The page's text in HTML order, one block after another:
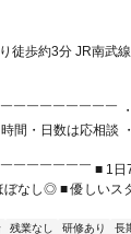
徒歩約3分 JR南武
￣￣￣￣￣￣￣￣
間・日数は応相談
￣￣￣￣￣￣ ■ 1
なし◎ ■ 優しいス
残業なし 研修あり
長